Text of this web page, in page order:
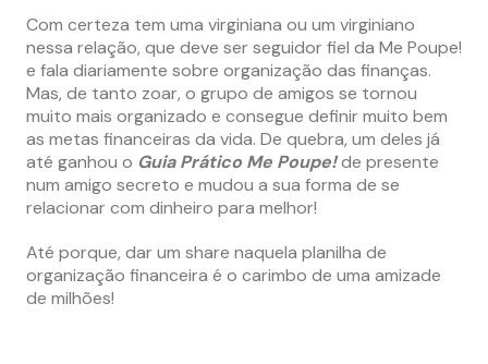
Com certeza tem uma virginiana ou um virginiano
nessa relação, que deve ser seguidor fiel da Me Poupe!
e fala diariamente sobre organização das finanças.
Mas, de tanto zoar, o grupo de amigos se tornou
muito mais organizado e consegue definir muito bem
as metas financeiras da vida. De quebra, um deles já
até ganhou o Guia Prático Me Poupe!de presente
num amigo secreto e mudou a sua forma de se
relacionar com dinheiro para melhor!
Até porque, dar um share naquela planilha de
organização financeira é o carimbo de uma amizade
de milhões!